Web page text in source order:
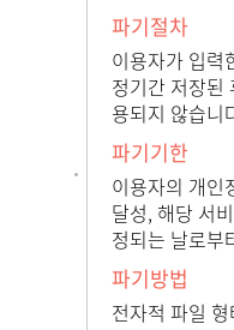
파기절차
이용자가 입력
정기간 저장된
용되지 않습니
파기기한
이용자의 개인
달성, 해당 서
정되는 날로부
파기방법
전자적 파일